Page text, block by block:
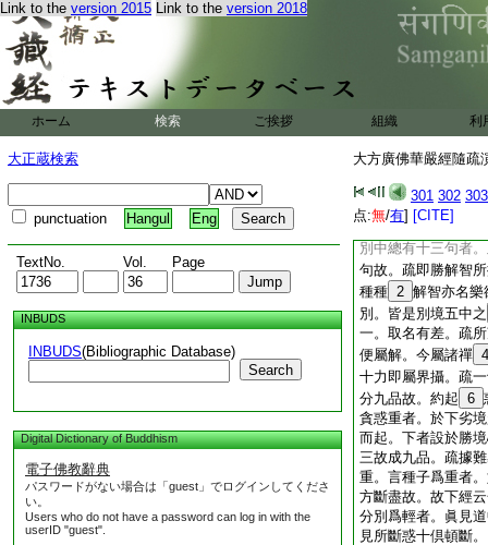
Link to the version 2015 Link to the version 2018
ホーム 検索 ご挨拶 組織 利
大正蔵検索
punctuation Hangul Eng
TextNo. Vol. Page
INBUDS
INBUDS(Bibliographic Database)
Search
Digital Dictionary of Buddhism
電子佛教辭典
パスワードがない場合は「guest」でログインしてくださ
い。
Users who do not have a password can log in with the
userID "guest".
大方廣佛華嚴經隨疏
301 302 303
点:無/有] [CITE]
後六萬二千劫空過
四即多少。如威光
須彌山微塵數佛。
方梵王讃云。一百
有二佛出。一名尸
中鳩樓孫迦那含牟
劫空過無佛。疏如
謂於決定境印持爲性
理證。力於所取境
能引轉故。猶豫境
別中總有十三句者
句故。疏即勝解智
種種 2 解智亦名樂
別。皆是別境五中之
一。取名有差。疏
便屬解。今屬諸禪 4
十力即屬界攝。疏
分九品故。約起 6
貪惑重者。於下劣
而起。下者設於勝
三故成九品。疏據
重。言種子爲重者
方斷盡故。故下經
分別爲輕者。眞見
見所斷惑十倶頓斷